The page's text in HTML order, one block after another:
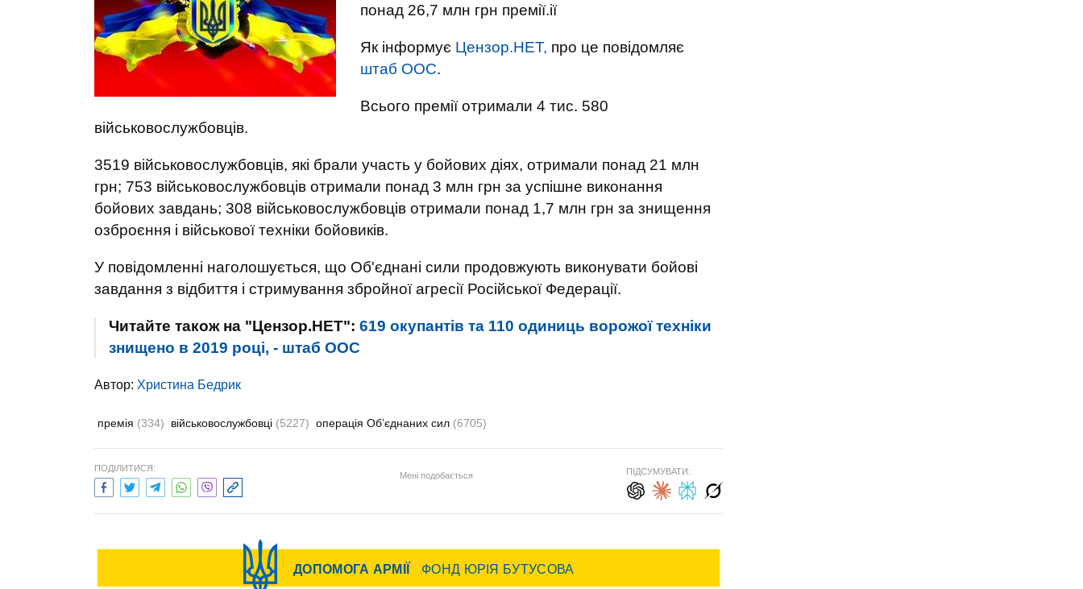
понад 26,7 млн ​​грн премії.ії
Як інформує Цензор.НЕТ, про це повідомляє
штаб ООС.
Всього премії отримали 4 тис. 580
військовослужбовців.
3519 військовослужбовців, які брали участь у бойових діях, отримали понад 21 млн
грн; 753 військовослужбовців отримали понад 3 млн грн за успішне виконання
бойових завдань; 308 військовослужбовців отримали понад 1,7 млн ​​грн за знищення
озброєння і військової техніки бойовиків.
У повідомленні наголошується, що Об'єднані сили продовжують виконувати бойові
завдання з відбиття і стримування збройної агресії Російської Федерації.
Читайте також на "Цензор.НЕТ": 619 окупантів та 110 одиниць ворожої техніки
знищено в 2019 році, - штаб ООС
Автор: Христина Бедрик
премія (334) військовослужбовці (5227) операція Об’єднаних сил (6705)
ПОДІЛИТИСЯ:
Мені подобається ПІДСУМУВАТИ: